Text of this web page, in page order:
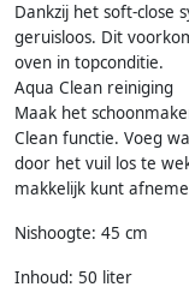
Dankzij het soft-close
geruisloos. Dit
oven in topconditie.
Aqua Clean reiniging
Maak het
Clean functie. Voeg
door het vuil los te
makkelijk kunt
Nishoogte: 45 cm
Inhoud: 50 liter